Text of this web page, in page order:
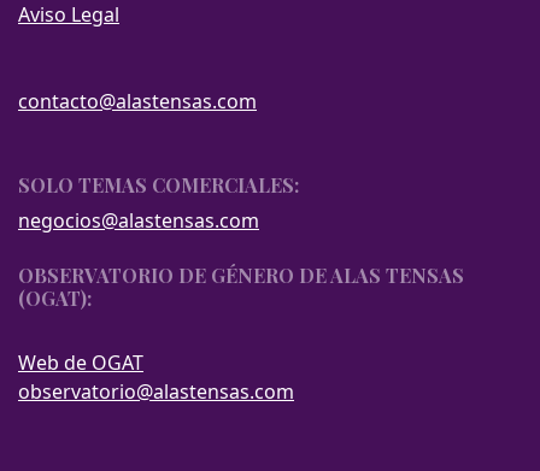
Aviso Legal
contacto@alastensas.com
SOLO TEMAS COMERCIALES:
negocios@alastensas.com
OBSERVATORIO DE GÉNERO DE ALAS TENSAS
(OGAT):
Web de OGAT
observatorio@alastensas.com